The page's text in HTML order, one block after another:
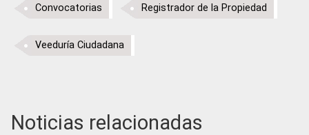
Convocatorias Registrador de la Propiedad
Veeduría Ciudadana
Noticias relacionadas